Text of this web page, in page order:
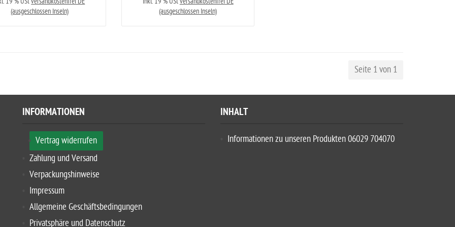
(ausgeschlossen Inseln)
(ausgeschlossen Inseln)
Seite 1 von 1
INFORMATIONEN
Vertrag widerrufen
Zahlung und Versand
Verpackungshinweise
Impressum
Allgemeine Geschäftsbedingungen
Privatsphäre und Datenschutz
INHALT
Informationen zu unseren Produkten 06029 704070